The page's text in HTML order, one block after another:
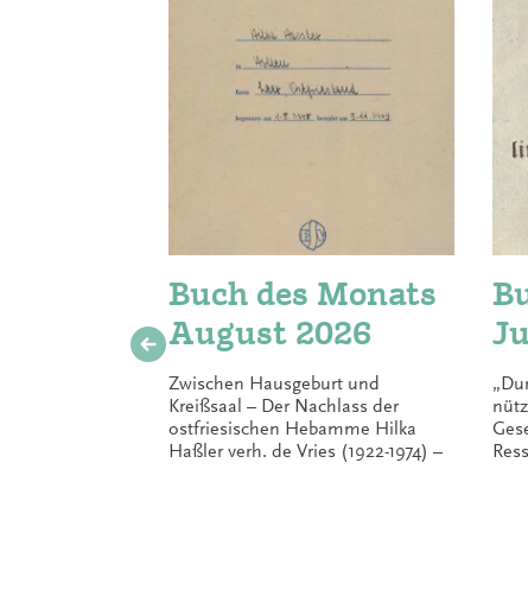
Buch des Monats
August 2026
Zwischen Hausgeburt und
Kreißsaal – Der Nachlass der
ostfriesischen Hebamme Hilka
Haßler verh. de Vries (1922-1974) –